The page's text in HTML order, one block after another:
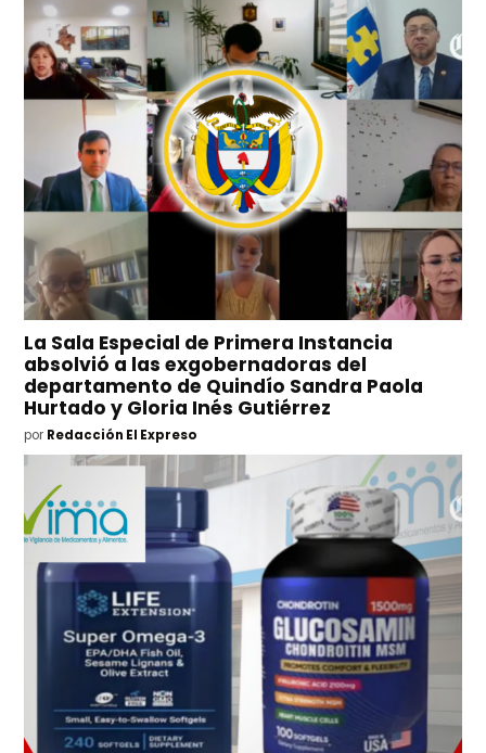
La Sala Especial de Primera Instancia
absolvió a las exgobernadoras del
departamento de Quindío Sandra Paola
Hurtado y Gloria Inés Gutiérrez
por Redacción El Expreso